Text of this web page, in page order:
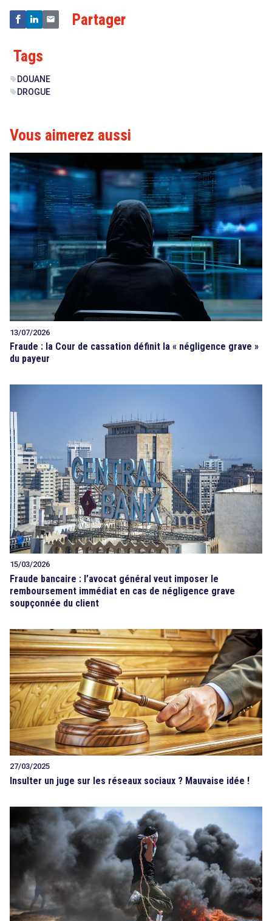
Partager
Tags
sell DOUANE
sell DROGUE
Vous aimerez aussi
13/07/2026
Fraude : la Cour de cassation définit la « négligence grave »
du payeur
15/03/2026
Fraude bancaire : l’avocat général veut imposer le
remboursement immédiat en cas de négligence grave
soupçonnée du client
27/03/2025
Insulter un juge sur les réseaux sociaux ? Mauvaise idée !
search